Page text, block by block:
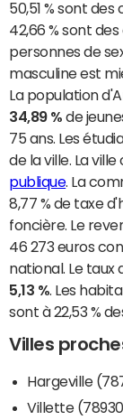
50,51 % sont
42,66 % sont
personnes de
masculine est
La population
34,89 % de
75 ans. Les
de la ville. La
publique. La
8,77 % de taxe
foncière. Le
46 273 euros
national. Le
5,13 %. Les
sont à 22,53 %
Villes
Hargeville
Villette